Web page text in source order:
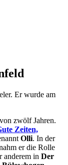
Er wurde am
zwölf Jahren.
Zeiten,
Olli. In der
er die Rolle
anderem in Der